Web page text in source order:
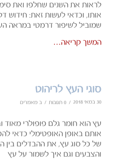
לראות את השנים שחלפו ואת
אותו, וכדאי לעשות זאת: חידוש
שמוביל לשיפור דרמטי במראה
המשך קריאה…
סוגי העץ לריהוט
30 במאי 2018 / 0 תגובות / ב מאמרים
עץ הוא חומר גלם פופולרי מאוד
אותם באופן האופטימלי כדאי
של כל סוג עץ, את ההבדלים בין
והצבעים וגם איך לשמור על עץ